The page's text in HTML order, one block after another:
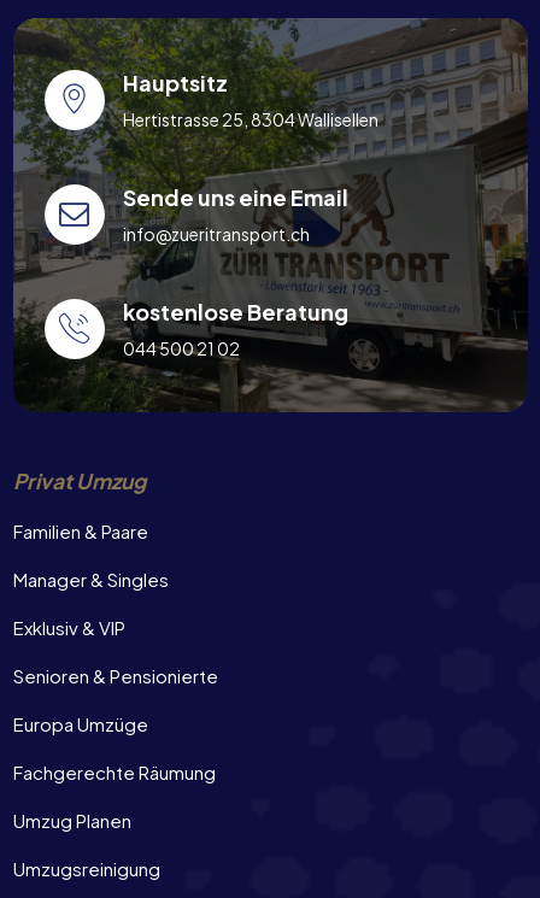
Hauptsitz
Hertistrasse 25, 8304 Wallisellen
Sende uns eine Email
info@zueritransport.ch
kostenlose Beratung
044 500 21 02
Privat Umzug
Familien & Paare
Manager & Singles
Exklusiv & VIP
Senioren & Pensionierte
Europa Umzüge
Fachgerechte Räumung
Umzug Planen
Umzugsreinigung